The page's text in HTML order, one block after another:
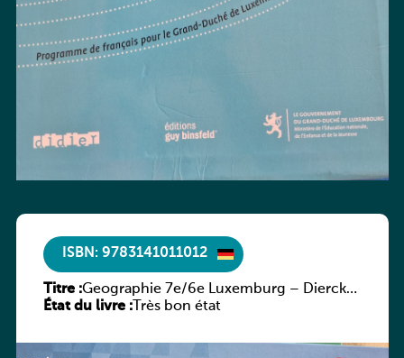
ISBN: 9783141011012
Titre :Geographie 7e/6e Luxemburg – Diercke
Praxis
État du livre :Très bon état